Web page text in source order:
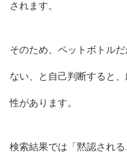
されます。
そのため、ペットボトル
ない、と自己判断すると
性があります。
検索結果では「黙認され